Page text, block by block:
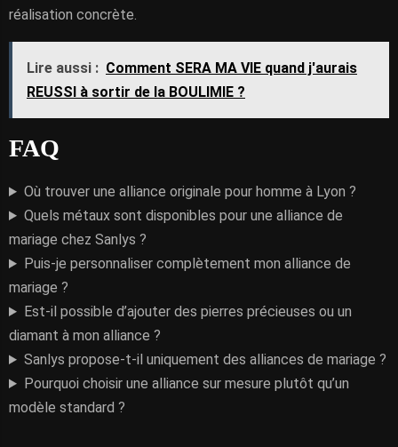
réalisation concrète.
Lire aussi : Comment SERA MA VIE quand j'aurais
REUSSI à sortir de la BOULIMIE ?
FAQ
Où trouver une alliance originale pour homme à Lyon ?
Quels métaux sont disponibles pour une alliance de
mariage chez Sanlys ?
Puis-je personnaliser complètement mon alliance de
mariage ?
Est-il possible d’ajouter des pierres précieuses ou un
diamant à mon alliance ?
Sanlys propose-t-il uniquement des alliances de mariage ?
Pourquoi choisir une alliance sur mesure plutôt qu’un
modèle standard ?